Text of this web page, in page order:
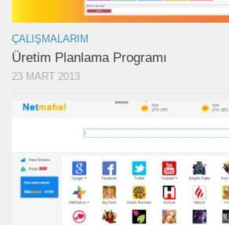
ÇALIŞMALARIM
Üretim Planlama Programı
23 MART 2013